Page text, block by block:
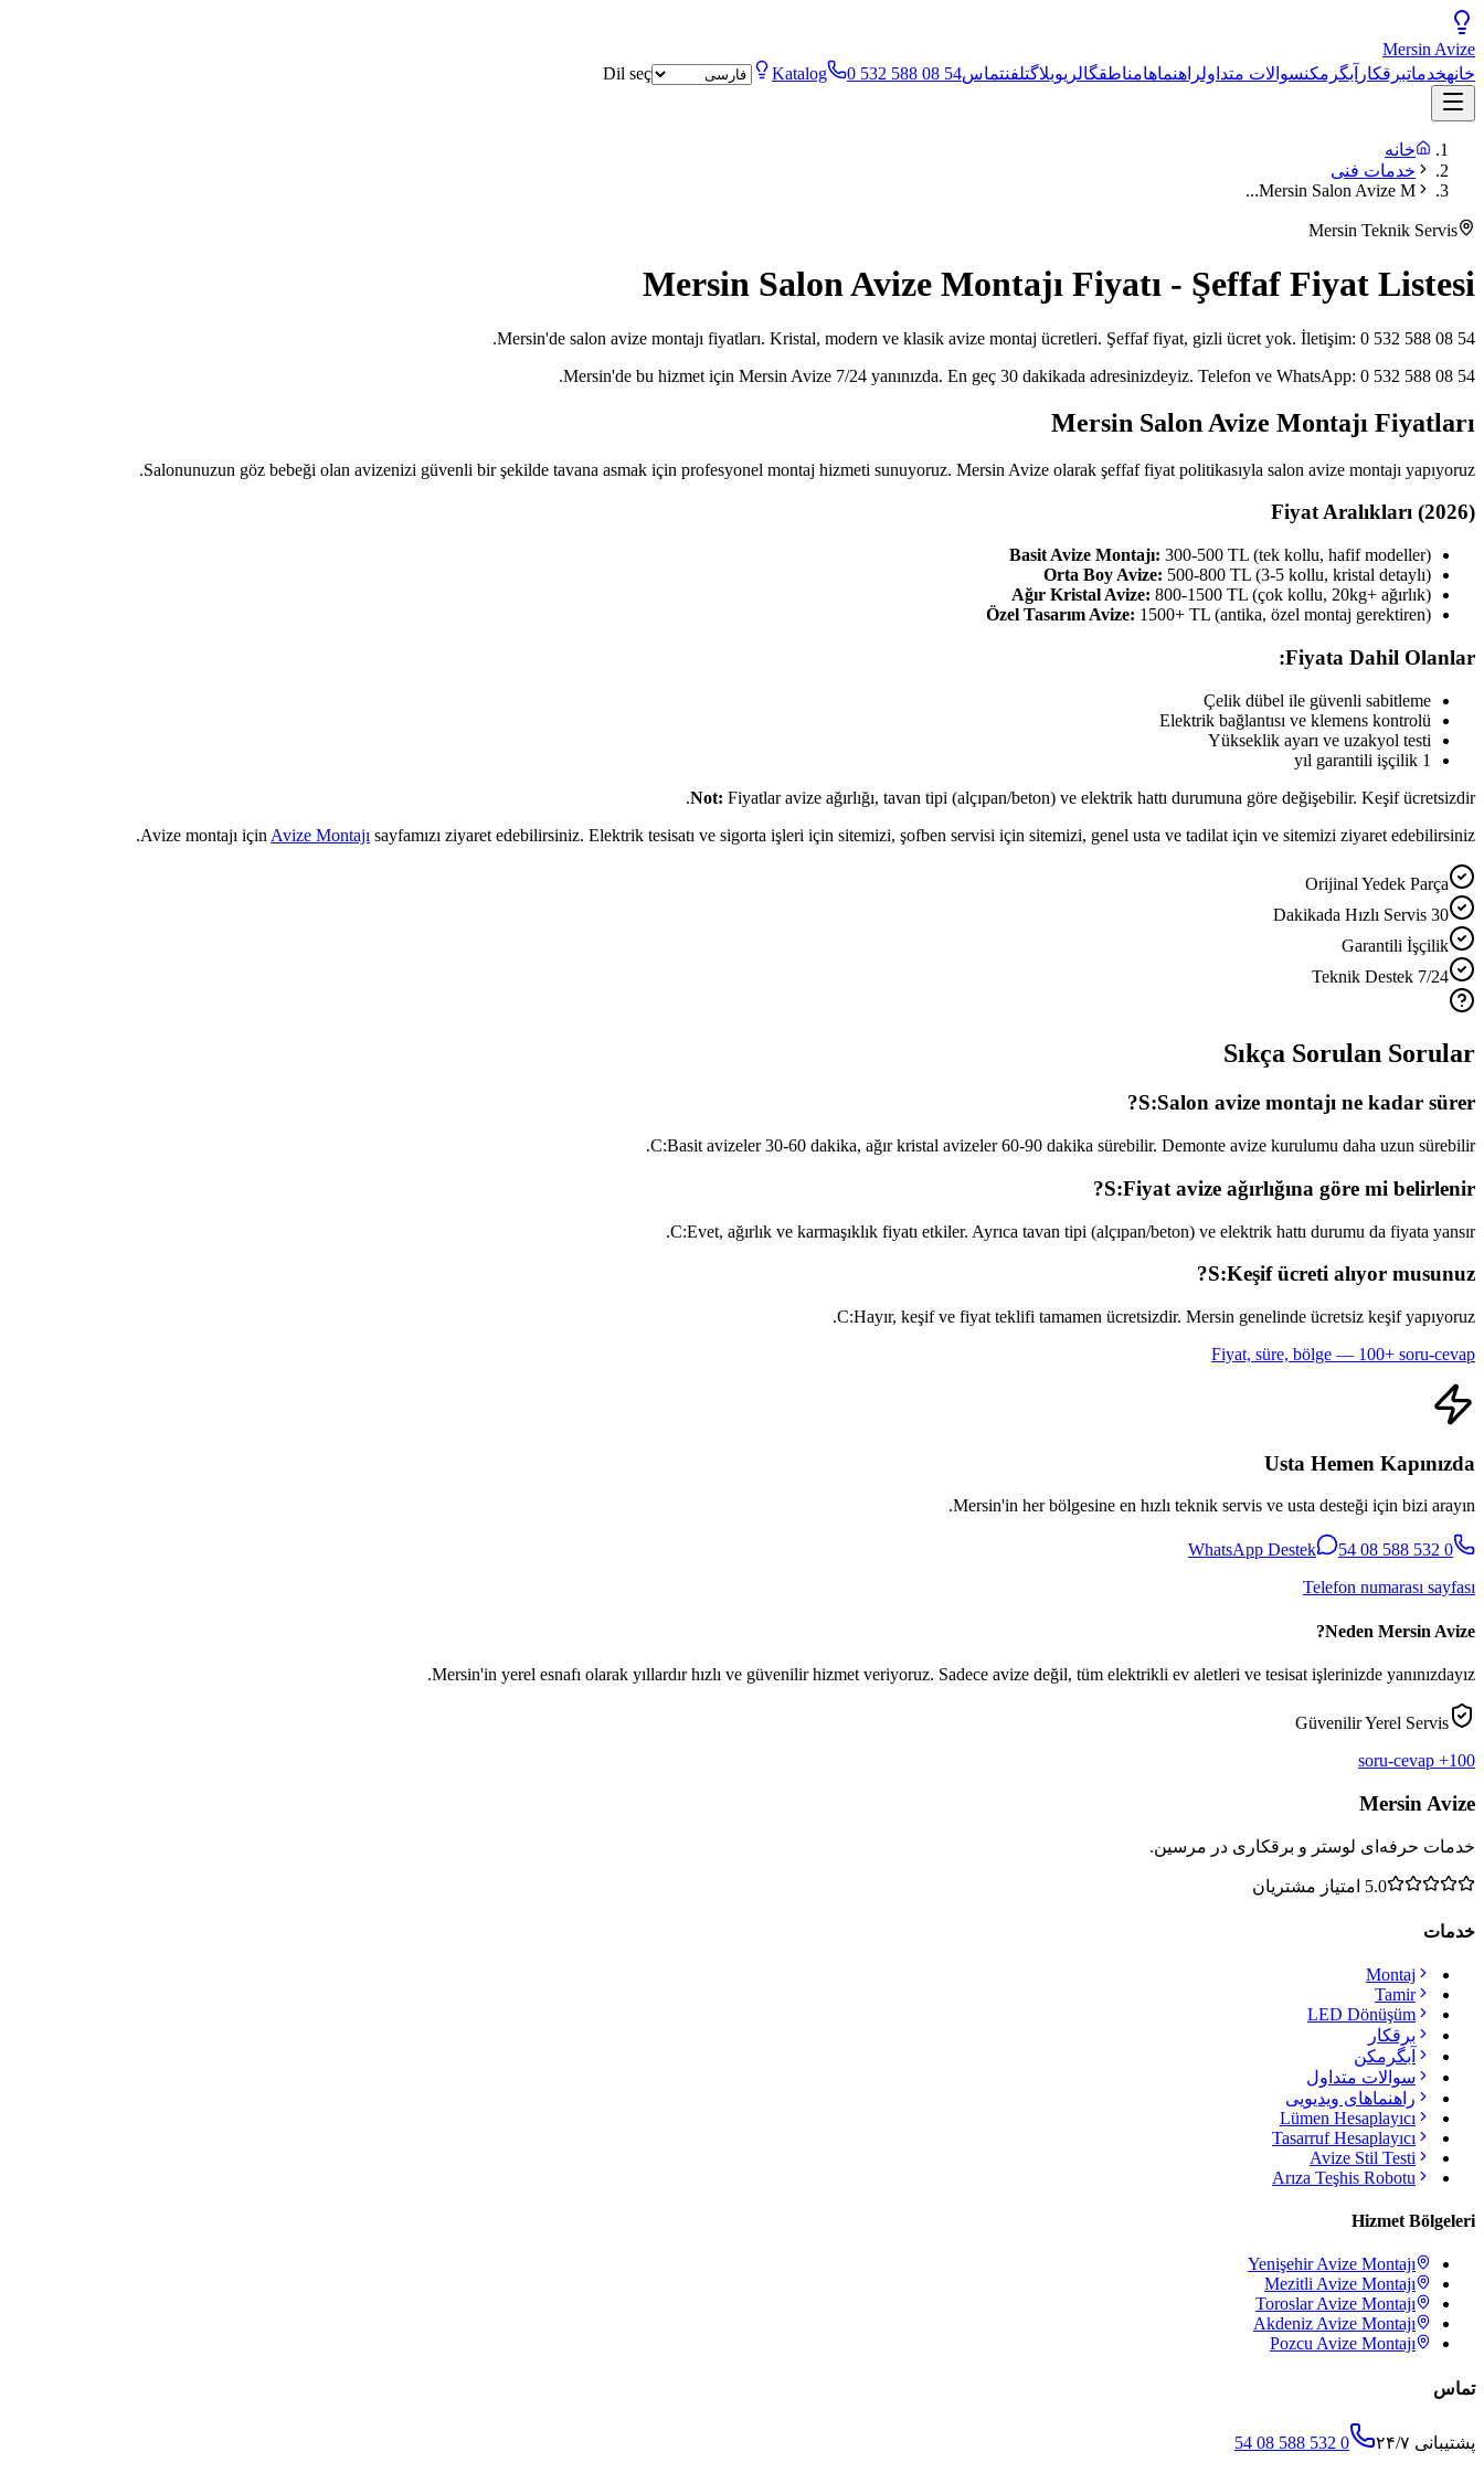
Mersin Avize
خانهخدماتبرقکار آبگرمکنسوالات متداولراهنماهامناطقگالریوبلاگتلفنتماس Dil seç Katalog 0 532 588 08 54
خانه
خدمات فنی
Mersin Salon Avize M...
Mersin Teknik Servis
Mersin Salon Avize Montajı Fiyatı - Şeffaf Fiyat Listesi
Mersin'de salon avize montajı fiyatları. Kristal, modern ve klasik avize montaj ücretleri. Şeffaf fiyat, gizli ücret yok. İletişim: 0 532 588 08 54.
Mersin'de bu hizmet için Mersin Avize 7/24 yanınızda. En geç 30 dakikada adresinizdeyiz. Telefon ve WhatsApp: 0 532 588 08 54.
Mersin Salon Avize Montajı Fiyatları
Salonunuzun göz bebeği olan avizenizi güvenli bir şekilde tavana asmak için profesyonel montaj hizmeti sunuyoruz. Mersin Avize olarak şeffaf fiyat politikasıyla salon avize montajı yapıyoruz.
Fiyat Aralıkları (2026)
Basit Avize Montajı: 300-500 TL (tek kollu, hafif modeller)
Orta Boy Avize: 500-800 TL (3-5 kollu, kristal detaylı)
Ağır Kristal Avize: 800-1500 TL (çok kollu, 20kg+ ağırlık)
Özel Tasarım Avize: 1500+ TL (antika, özel montaj gerektiren)
Fiyata Dahil Olanlar:
Çelik dübel ile güvenli sabitleme
Elektrik bağlantısı ve klemens kontrolü
Yükseklik ayarı ve uzakyol testi
1 yıl garantili işçilik
Not: Fiyatlar avize ağırlığı, tavan tipi (alçıpan/beton) ve elektrik hattı durumuna göre değişebilir. Keşif ücretsizdir.
Avize montajı için Avize Montajı sayfamızı ziyaret edebilirsiniz. Elektrik tesisatı ve sigorta işleri için sitemizi, şofben servisi için sitemizi, genel usta ve tadilat için ve sitemizi ziyaret edebilirsiniz.
Orijinal Yedek Parça
30 Dakikada Hızlı Servis
Garantili İşçilik
7/24 Teknik Destek
Sıkça Sorulan Sorular
S:Salon avize montajı ne kadar sürer?
C:Basit avizeler 30-60 dakika, ağır kristal avizeler 60-90 dakika sürebilir. Demonte avize kurulumu daha uzun sürebilir.
S:Fiyat avize ağırlığına göre mi belirlenir?
C:Evet, ağırlık ve karmaşıklık fiyatı etkiler. Ayrıca tavan tipi (alçıpan/beton) ve elektrik hattı durumu da fiyata yansır.
S:Keşif ücreti alıyor musunuz?
C:Hayır, keşif ve fiyat teklifi tamamen ücretsizdir. Mersin genelinde ücretsiz keşif yapıyoruz.
Fiyat, süre, bölge — 100+ soru-cevap
Usta Hemen Kapınızda
Mersin'in her bölgesine en hızlı teknik servis ve usta desteği için bizi arayın.
0 532 588 08 54
WhatsApp Destek
Telefon numarası sayfası
Neden Mersin Avize?
Mersin'in yerel esnafı olarak yıllardır hızlı ve güvenilir hizmet veriyoruz. Sadece avize değil, tüm elektrikli ev aletleri ve tesisat işlerinizde yanınızdayız.
Güvenilir Yerel Servis
100+ soru-cevap
Mersin Avize
خدمات حرفه‌ای لوستر و برقکاری در مرسین.
5.0 امتیاز مشتریان
خدمات
Montaj
Tamir
LED Dönüşüm
برقکار
آبگرمکن
سوالات متداول
راهنماهای ویدیویی
Lümen Hesaplayıcı
Tasarruf Hesaplayıcı
Avize Stil Testi
Arıza Teşhis Robotu
Hizmet Bölgeleri
YenişehirAvize Montajı
MezitliAvize Montajı
ToroslarAvize Montajı
AkdenizAvize Montajı
PozcuAvize Montajı
تماس
پشتیبانی ۲۴/۷ 0 532 588 08 54